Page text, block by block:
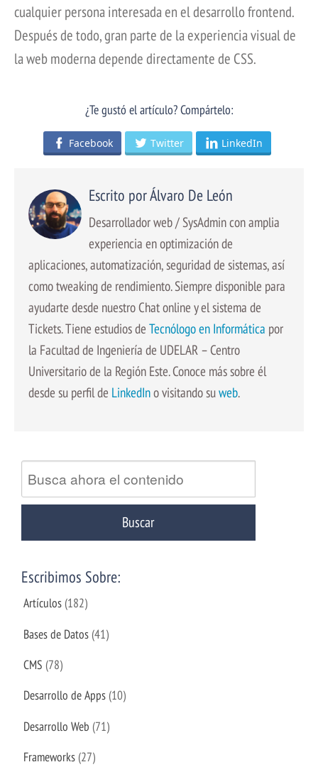
cualquier persona interesada en el desarrollo frontend.
Después de todo, gran parte de la experiencia visual de
la web moderna depende directamente de CSS.
¿Te gustó el artículo? Compártelo:
Facebook Twitter LinkedIn
Escrito por Álvaro De León
Desarrollador web / SysAdmin con amplia
experiencia en optimización de
aplicaciones, automatización, seguridad de sistemas, así
como tweaking de rendimiento. Siempre disponible para
ayudarte desde nuestro Chat online y el sistema de
Tickets. Tiene estudios de Tecnólogo en Informática por
la Facultad de Ingeniería de UDELAR – Centro
Universitario de la Región Este. Conoce más sobre él
desde su perfil de LinkedIno visitando suweb.
Escribimos Sobre:
Artículos (182)
Bases de Datos (41)
CMS (78)
Desarrollo de Apps (10)
Desarrollo Web (71)
Frameworks (27)